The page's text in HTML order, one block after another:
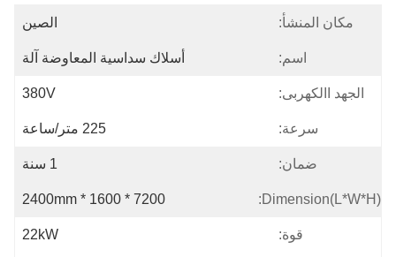
مكان المنشأ: الصين
اسم: أسلاك سداسية المعاوضة آلة
الجهد االكهربى: 380V
سرعة: 225 متر/ساعة
ضمان: 1 سنة
Dimension(L*W*H):
7200 * 1600 * 2400mm
قوة: 22kW